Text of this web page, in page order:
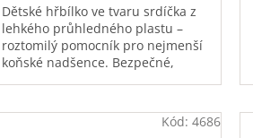
Dětské hřbílko ve tvaru srdíčka z
lehkého průhledného plastu –
roztomilý pomocník pro nejmenší
koňské nadšence. Bezpečné,
Kód: 4686